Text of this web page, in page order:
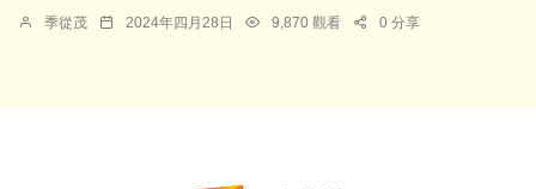
季從茂 2024年四月28日 9,870 觀看 0 分享